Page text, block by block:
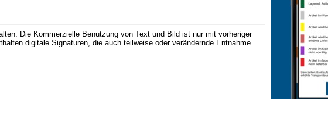
Die Kommerzielle Benutzung von Text und Bild ist nur mit vorheriger
digitale Signaturen, die auch teilweise oder verändernde Entnahme